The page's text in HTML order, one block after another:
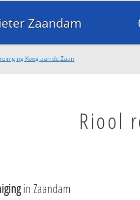
Zaandam
Koog aan de Zaan
Riool
in Zaandam